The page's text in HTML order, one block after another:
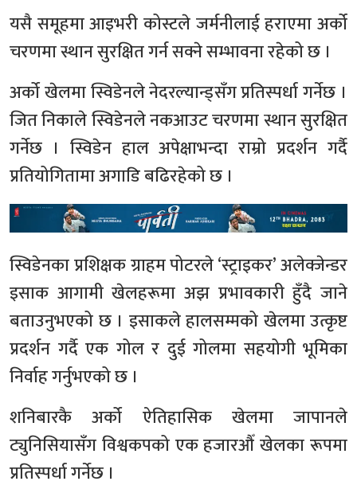
यसै समूहमा आइभरी कोस्टले जर्मनीलाई हराएमा अर्को
चरणमा स्थान सुरक्षित गर्न सक्ने सम्भावना रहेको छ ।
अर्को खेलमा स्विडेनले नेदरल्यान्ड्सँग प्रतिस्पर्धा गर्नेछ ।
जित निकाले स्विडेनले नकआउट चरणमा स्थान सुरक्षित
गर्नेछ । स्विडेन हाल अपेक्षाभन्दा राम्रो प्रदर्शन गर्दै
प्रतियोगितामा अगाडि बढिरहेको छ ।
स्विडेनका प्रशिक्षक ग्राहम पोटरले ‘स्ट्राइकर’ अलेक्जेन्डर
इसाक आगामी खेलहरूमा अझ प्रभावकारी हुँदै जाने
बताउनुभएको छ । इसाकले हालसम्मको खेलमा उत्कृष्ट
प्रदर्शन गर्दै एक गोल र दुई गोलमा सहयोगी भूमिका
निर्वाह गर्नुभएको छ ।
शनिबारकै अर्को ऐतिहासिक खेलमा जापानले
ट्युनिसियासँग विश्वकपको एक हजारऔँ खेलका रूपमा
प्रतिस्पर्धा गर्नेछ ।